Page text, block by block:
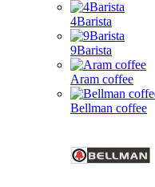
4Barista
9Barista
Aram coffee
Bellman coffee